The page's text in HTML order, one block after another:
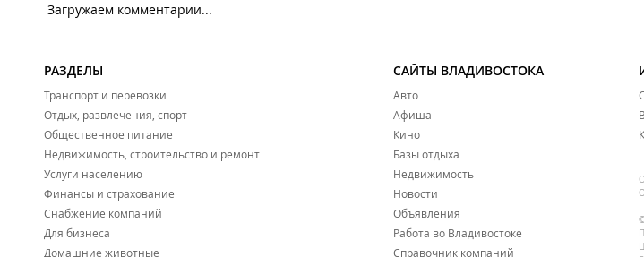
индивидуальный подход,
широкий выбор цветовой гаммы ниток,
выгодные условия для компаний-партнеров.
Загружаем комментарии...
РАЗДЕЛЫ
Транспорт и перевозки
Отдых, развлечения, спорт
Общественное питание
Недвижимость, строительство и ремонт
Услуги населению
Финансы и страхование
Снабжение компаний
Для бизнеса
Домашние животные
САЙТЫ ВЛАДИВОСТОКА
Авто
Афиша
Кино
Базы отдыха
Недвижимость
Новости
Объявления
Работа во Владивостоке
Справочник компаний